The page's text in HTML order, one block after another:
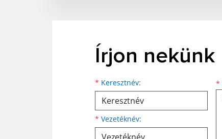
Írjon nekünk
* Keresztnév:
Keresztnév
* Vezetéknév:
Vezetéknév
E-mail cím *